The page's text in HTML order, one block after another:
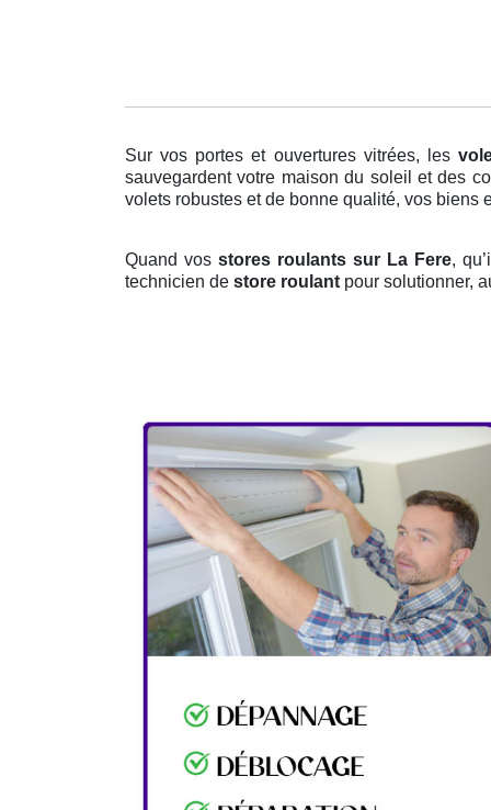
Sur vos portes et ouvertures vitrées, les
sauvegardent votre maison du soleil et des
volets robustes et de bonne qualité, vos biens
Quand vos stores roulants sur La Fere,
technicien de store roulant pour solutionner,